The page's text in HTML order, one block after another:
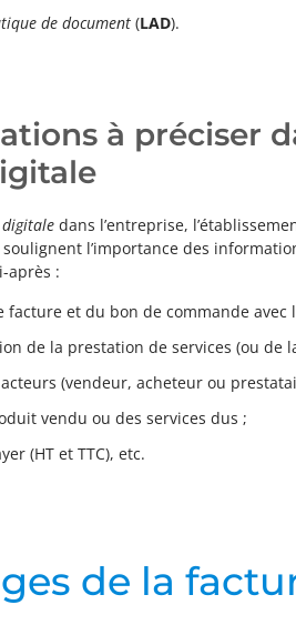
de document (LAD).
à préciser
dans l’entreprise,
l’importance des
après :
facture et du bon de commande avec
de la prestation de services (ou de
(vendeur, acheteur ou
vendu ou des services dus ;
(HT et TTC), etc.
de la